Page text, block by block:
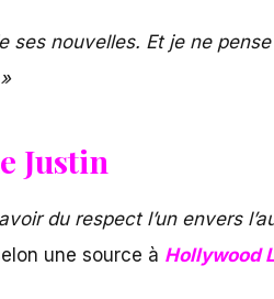
nouvelles. Et je ne
Justin
du respect l’un envers
une source à Hollywood